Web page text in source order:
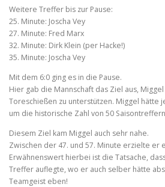
Weitere Treffer bis zur Pause:
25. Minute: Joscha Vey
27. Minute: Fred Marx
32. Minute: Dirk Klein (per Hacke!)
35. Minute: Joscha Vey
Mit dem 6:0 ging es in die Pause.
Hier gab die Mannschaft das Ziel aus,
Toreschießen zu unterstützen. Miggel hätte
um die historische Zahl von 50
Diesem Ziel kam Miggel auch sehr nahe.
Zwischen der 47. und 57. Minute erzielte er
Erwähnenswert hierbei ist die Tatsache,
Treffer auflegte, wo er auch selber hätte
Teamgeist eben!